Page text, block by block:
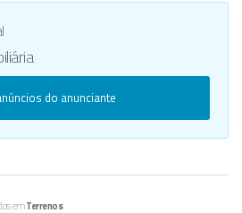
do anunciante
emTerrenos